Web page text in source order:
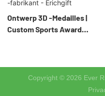
Ontwerp 3D -medailles |
Custom Sports Award
Copyright © 2026 Ever